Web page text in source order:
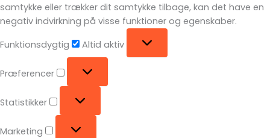
samtykke eller trækker dit samtykke tilbage, kan det have en
negativ indvirkning på visse funktioner og egenskaber.
Funktionsdygtig
Funktionsdygtig
Altid aktiv
Præferencer
Præferencer
Statistikker
Statistikker
Marketing
Marketing